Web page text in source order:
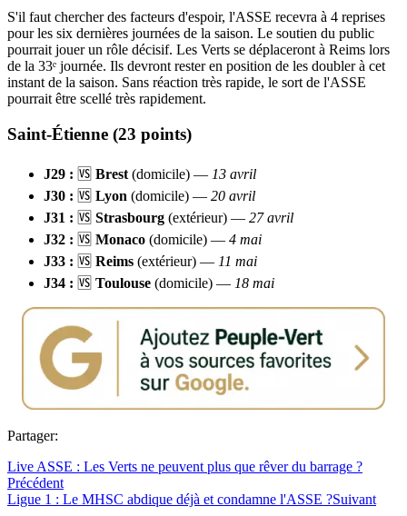
S'il faut chercher des facteurs d'espoir, l'ASSE recevra à 4 reprises
pour les six dernières journées de la saison. Le soutien du public
pourrait jouer un rôle décisif. Les Verts se déplaceront à Reims lors
de la 33ᵉ journée. Ils devront rester en position de les doubler à cet
instant de la saison. Sans réaction très rapide, le sort de l'ASSE
pourrait être scellé très rapidement.
Saint-Étienne (23 points)
J29 : 🆚 Brest (domicile) — 13 avril
J30 : 🆚 Lyon (domicile) — 20 avril
J31 : 🆚 Strasbourg (extérieur) — 27 avril
J32 : 🆚 Monaco (domicile) — 4 mai
J33 : 🆚 Reims (extérieur) — 11 mai
J34 : 🆚 Toulouse (domicile) — 18 mai
Partager:
Live ASSE : Les Verts ne peuvent plus que rêver du barrage ?
Précédent
Ligue 1 : Le MHSC abdique déjà et condamne l'ASSE ?Suivant